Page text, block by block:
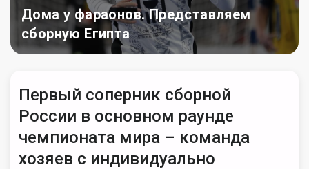
Дома у фараонов. Представляем
сборную Египта
Первый соперник сборной
России в основном раунде
чемпионата мира – команда
хозяев с индивидуально